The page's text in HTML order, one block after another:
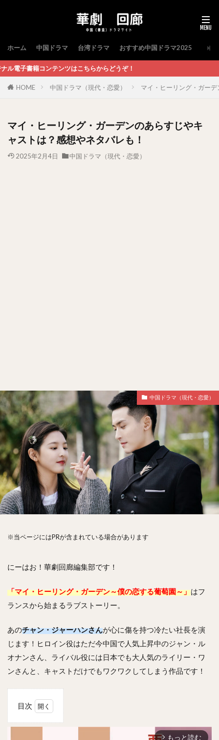
ホーム 中国ドラマ 台湾ドラマ おすすめ中国ドラマ2025
はこちらからどうぞ！
HOME 中国ドラマ（現代・恋愛） マイ・ヒーリング・ガー
マイ・ヒーリング・ガーデンのあらすじやキ
ャストは？感想やネタバレも！
2025年2月4日 中国ドラマ（現代・恋愛）
中国ドラマ（現代・恋愛）
※当ページにはPRが含まれている場合があります
にーはお！華劇回廊編集部です！
「マイ・ヒーリング・ガーデン～僕の恋する葡萄園～」はフ
ランスから始まるラブストーリー。
あのチャン・ジャーハンさんが心に傷を持つ冷たい社長を演
じます！ヒロイン役はただ今中国で人気上昇中のジャン・ル
オナンさん、ライバル役には日本でも大人気のライリー・ワ
ンさんと、キャストだけでもワクワクしてしまう作品です！
目次
マイ・
arrow_forward_ios もっと読む